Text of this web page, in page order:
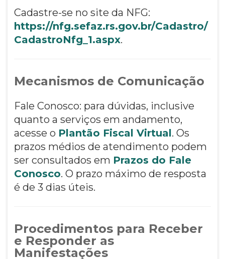
Cadastre-se no site da NFG:
https://nfg.sefaz.rs.gov.br/Cadastro/
CadastroNfg_1.aspx.
Mecanismos de Comunicação
Fale Conosco: para dúvidas, inclusive
quanto a serviços em andamento,
acesse o Plantão Fiscal Virtual. Os
prazos médios de atendimento podem
ser consultados em Prazos do Fale
Conosco. O prazo máximo de resposta
é de 3 dias úteis.
Procedimentos para Receber
e Responder as
Manifestações